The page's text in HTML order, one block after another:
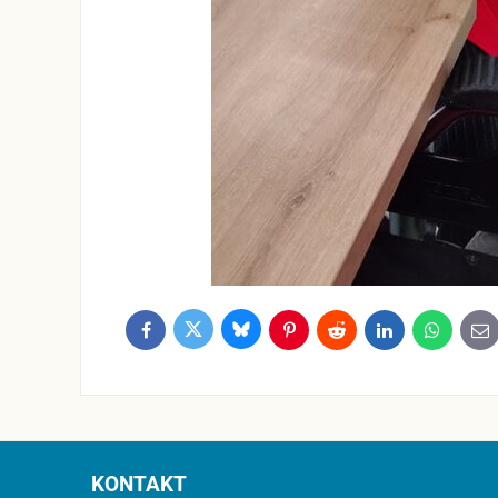
FacebookTwitter BlueskyPinterestReddit LinkedInWhatsApp
E-
KONTAKT